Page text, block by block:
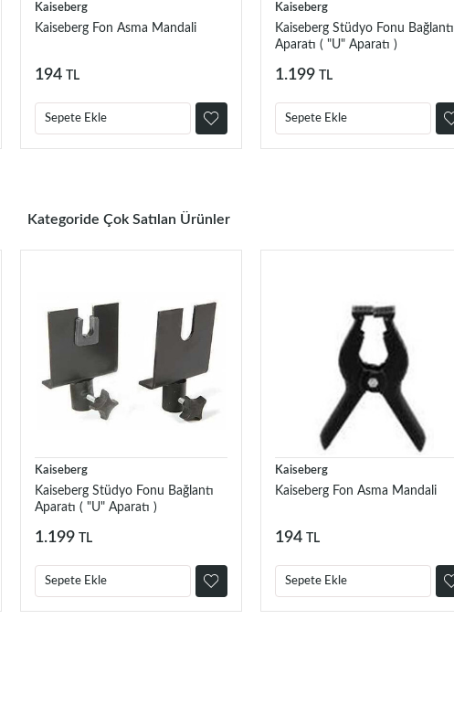
Kaiseberg
Kaiseberg Fon Asma Mandali
194 TL
Sepete Ekle
Kaiseberg
Kaiseberg Stüdyo Fonu Bağlantı
Aparatı ( "U" Aparatı )
1.199 TL
Sepete Ekle
Kategoride Çok Satılan Ürünler
Kaiseberg
Kaiseberg Stüdyo Fonu Bağlantı
Aparatı ( "U" Aparatı )
1.199 TL
Sepete Ekle
Kaiseberg
Kaiseberg Fon Asma Mandali
194 TL
Sepete Ekle